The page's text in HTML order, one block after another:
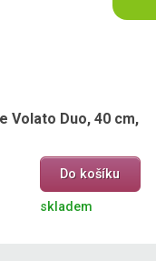
Volato Duo, 40 cm,
Do košíku
skladem